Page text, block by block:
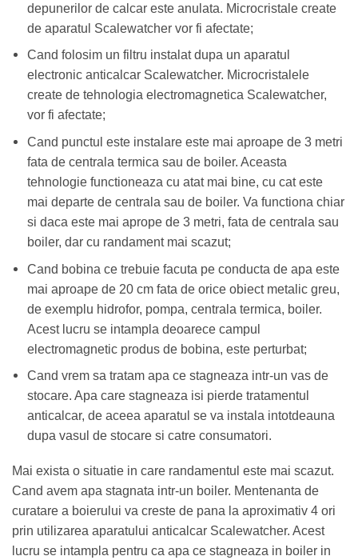
depunerilor de calcar este anulata. Microcristale create
de aparatul Scalewatcher vor fi afectate;
Cand folosim un filtru instalat dupa un aparatul
electronic anticalcar Scalewatcher. Microcristalele
create de tehnologia electromagnetica Scalewatcher,
vor fi afectate;
Cand punctul este instalare este mai aproape de 3 metri
fata de centrala termica sau de boiler. Aceasta
tehnologie functioneaza cu atat mai bine, cu cat este
mai departe de centrala sau de boiler. Va functiona chiar
si daca este mai aprope de 3 metri, fata de centrala sau
boiler, dar cu randament mai scazut;
Cand bobina ce trebuie facuta pe conducta de apa este
mai aproape de 20 cm fata de orice obiect metalic greu,
de exemplu hidrofor, pompa, centrala termica, boiler.
Acest lucru se intampla deoarece campul
electromagnetic produs de bobina, este perturbat;
Cand vrem sa tratam apa ce stagneaza intr-un vas de
stocare. Apa care stagneaza isi pierde tratamentul
anticalcar, de aceea aparatul se va instala intotdeauna
dupa vasul de stocare si catre consumatori.
Mai exista o situatie in care randamentul este mai scazut.
Cand avem apa stagnata intr-un boiler. Mentenanta de
curatare a boierului va creste de pana la aproximativ 4 ori
prin utilizarea aparatului anticalcar Scalewatcher. Acest
lucru se intampla pentru ca apa ce stagneaza in boiler in